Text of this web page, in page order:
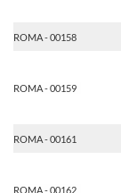
ROMA - 00158
ROMA - 00159
ROMA - 00161
ROMA - 00162